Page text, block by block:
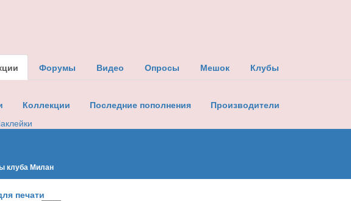
Форумы Видео Опросы Мешок Клубы
Коллекции Последние пополнения
Производители
клуба Милан
печати